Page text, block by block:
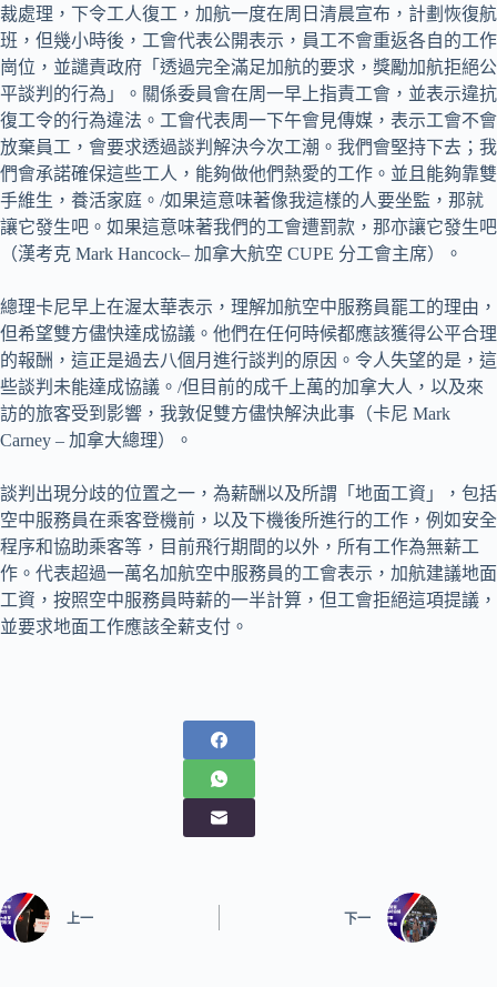
裁處理，下令工人復工，加航一度在周日清晨宣布，計劃恢復航
班，但幾小時後，工會代表公開表示，員工不會重返各自的工作
崗位，並譴責政府「透過完全滿足加航的要求，獎勵加航拒絕公
平談判的行為」。關係委員會在周一早上指責工會，並表示違抗
復工令的行為違法。工會代表周一下午會見傳媒，表示工會不會
放棄員工，會要求透過談判解決今次工潮。我們會堅持下去；我
們會承諾確保這些工人，能夠做他們熱愛的工作。並且能夠靠雙
手維生，養活家庭。/如果這意味著像我這樣的人要坐監，那就
讓它發生吧。如果這意味著我們的工會遭罰款，那亦讓它發生吧
（漢考克 Mark Hancock– 加拿大航空 CUPE 分工會主席）。
總理卡尼早上在渥太華表示，理解加航空中服務員罷工的理由，
但希望雙方儘快達成協議。他們在任何時候都應該獲得公平合理
的報酬，這正是過去八個月進行談判的原因。令人失望的是，這
些談判未能達成協議。/但目前的成千上萬的加拿大人，以及來
訪的旅客受到影響，我敦促雙方儘快解決此事（卡尼 Mark
Carney – 加拿大總理）。
談判出現分歧的位置之一，為薪酬以及所謂「地面工資」，包括
空中服務員在乘客登機前，以及下機後所進行的工作，例如安全
程序和協助乘客等，目前飛行期間的以外，所有工作為無薪工
作。代表超過一萬名加航空中服務員的工會表示，加航建議地面
工資，按照空中服務員時薪的一半計算，但工會拒絕這項提議，
並要求地面工作應該全薪支付。
上一 下一